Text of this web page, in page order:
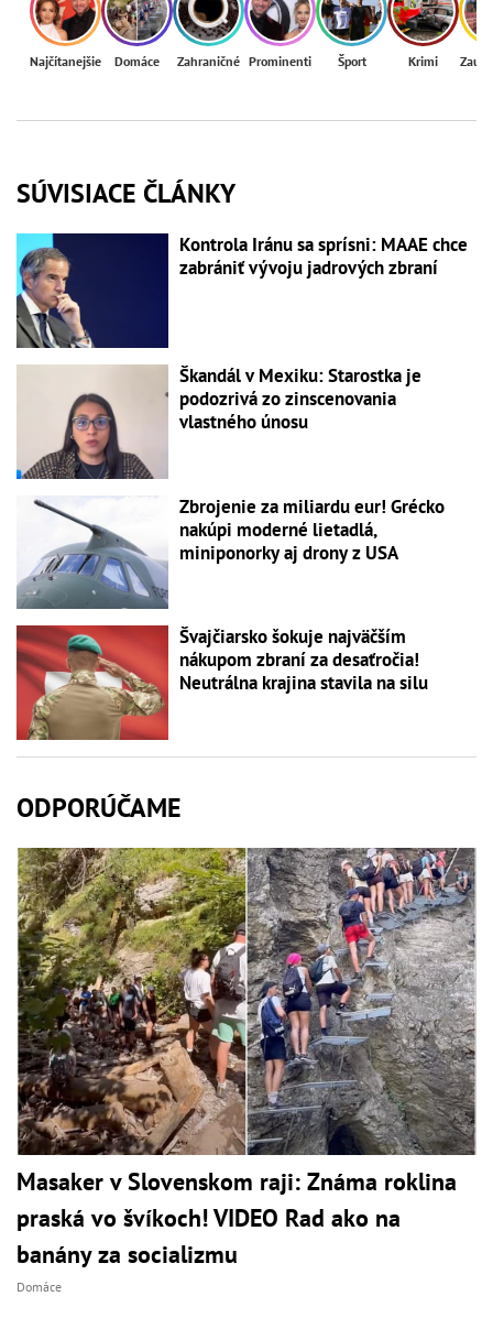
Najčítanejšie Domáce Zahraničné Prominenti Šport Krimi
SÚVISIACE ČLÁNKY
Kontrola Iránu sa sprísni: MAAE chce
zabrániť vývoju jadrových zbraní
Škandál v Mexiku: Starostka je
podozrivá zo zinscenovania
vlastného únosu
Zbrojenie za miliardu eur! Grécko
nakúpi moderné lietadlá,
miniponorky aj drony z USA
Švajčiarsko šokuje najväčším
nákupom zbraní za desaťročia!
Neutrálna krajina stavila na silu
ODPORÚČAME
Masaker v Slovenskom raji: Známa roklina
praská vo švíkoch! VIDEO Rad ako na
banány za socializmu
Domáce